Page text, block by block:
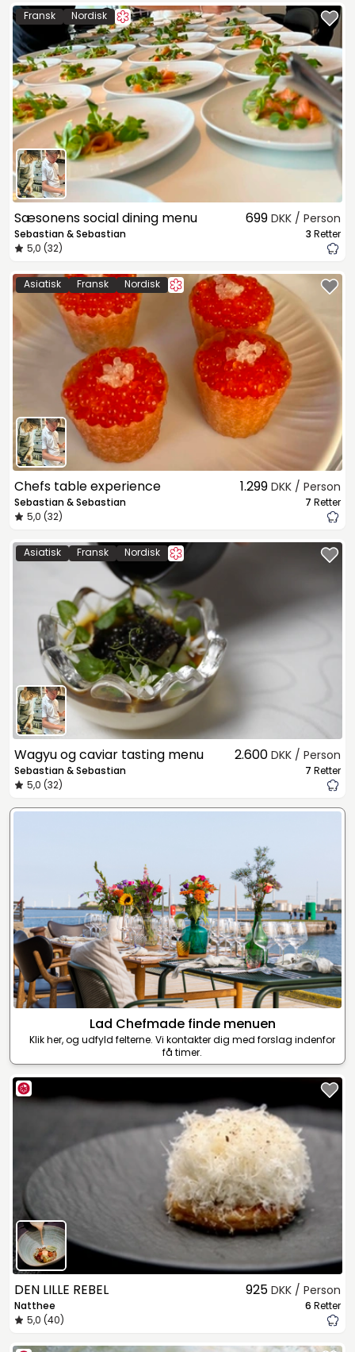
Fransk Nordisk
Sæsonens social dining menu
Sebastian & Sebastian
5,0 (32)
699 DKK / Person
3 Retter
Asiatisk Fransk Nordisk
Chefs table experience
Sebastian & Sebastian
5,0 (32)
1.299 DKK / Person
7 Retter
Asiatisk Fransk Nordisk
Wagyu og caviar tasting menu
Sebastian & Sebastian
5,0 (32)
2.600 DKK / Person
7 Retter
Lad Chefmade finde menuen
Klik her, og udfyld felterne. Vi kontakter dig med forslag indenfor
få timer.
DEN LILLE REBEL
Natthee
5,0 (40)
925 DKK / Person
6 Retter